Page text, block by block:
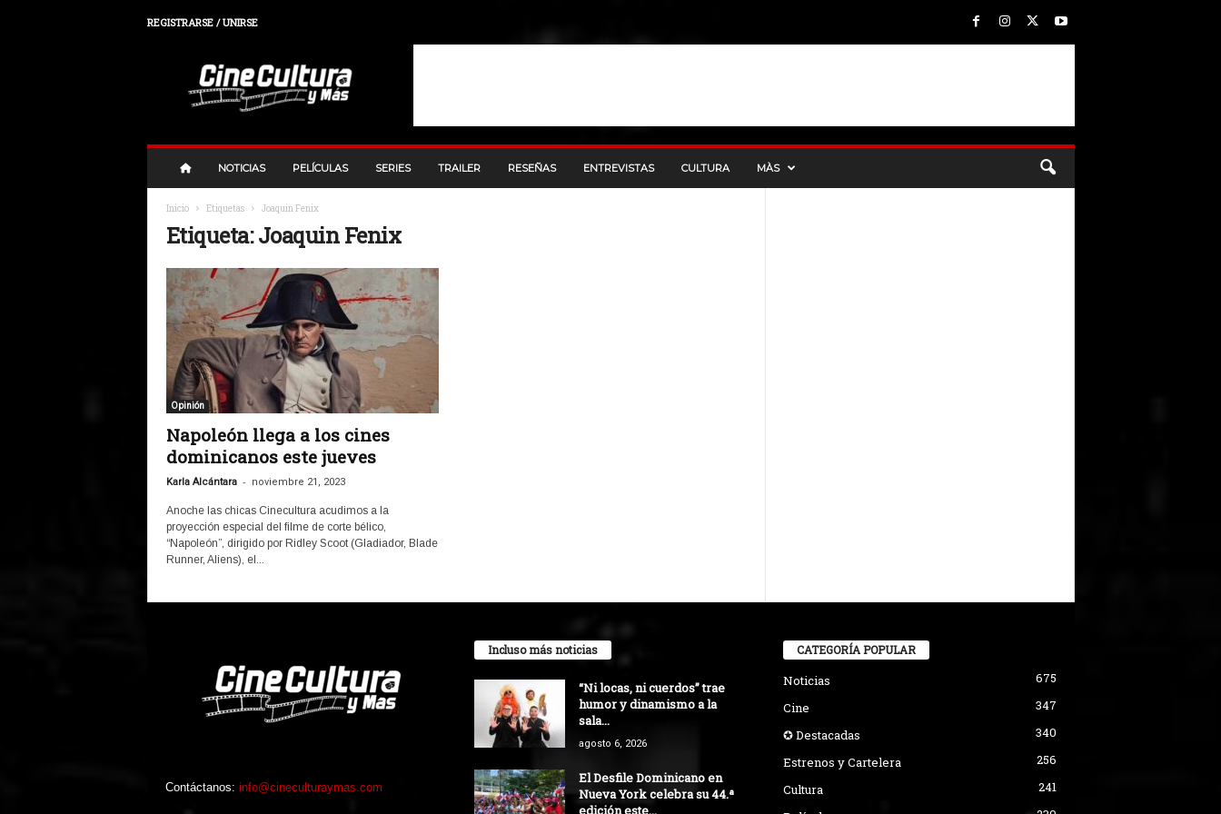
REGISTRARSE / UNIRSE
NOTICIAS PELÍCULAS SERIES TRAILER RESEÑAS ENTREVISTAS CULTURA MÀS
Inicio Etiquetas Joaquin Fenix
Etiqueta: Joaquin Fenix
Opinión
Napoleón llega a los cines
dominicanos este jueves
Karla Alcántara - noviembre 21, 2023
Anoche las chicas Cinecultura acudimos a la
proyección especial del filme de corte bélico,
“Napoleón”, dirigido por Ridley Scoot (Gladiador, Blade
Runner, Aliens), el...
Contáctanos: info@cineculturaymas.com
Incluso más noticias
“Ni locas, ni cuerdos” trae
humor y dinamismo a la
sala...
agosto 6, 2026
El Desfile Dominicano en
Nueva York celebra su 44.ª
CATEGORÍA POPULAR
Noticias
675
Cine
347
✪ Destacadas
340
Estrenos y Cartelera
256
Cultura
241